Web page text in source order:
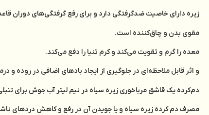
زيره‌ داراي‌ خاصيت‌ ضدگرفتگي‌ دارد و براي‌ رفع‌ گرفتگي‌هاي‌ دوران‌
مقوي‌ بدن‌ و چاق‌‌کننده‌ است‌.
معده‌ را گرم‌ و تقويت‌ مي‌کند و کرم‌ تنيا را دفع ‌مي‌کند.
و اثر قابل‌ ملاحظه‌اي‌ در جلوگيري‌ از ايجاد بادهاي‌ اضافي‌ در روده‌ و
دم‌کرده‌ يک‌ قاشق‌ مرباخوري‌ زيره‌ سياه‌ در نيم‌ ليتر آب‌ جوش ‌براي‌
مصرف دم کرده زيره سياه و يا جويدن آن در رفع و کاهش دردهاي